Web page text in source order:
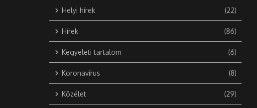
Helyi hírek (22)
Hírek (86)
Kegyeleti tartalom (6)
Koronavírus (8)
Közélet (29)